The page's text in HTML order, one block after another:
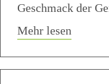
Geschmack der
Mehr lesen